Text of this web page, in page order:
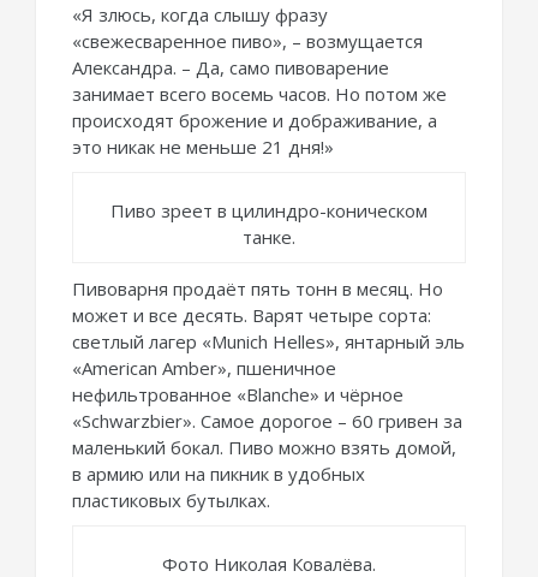
«Я злюсь, когда слышу фразу
«свежесваренное пиво», – возмущается
Александра. – Да, само пивоварение
занимает всего восемь часов. Но потом же
происходят брожение и дображивание, а
это никак не меньше 21 дня!»
Пиво зреет в цилиндро-коническом
танке.
Пивоварня продаёт пять тонн в месяц. Но
может и все десять. Варят четыре сорта:
светлый лагер «Munich Helles», янтарный эль
«American Amber», пшеничное
нефильтрованное «Blanche» и чёрное
«Schwarzbier». Самое дорогое – 60 гривен за
маленький бокал. Пиво можно взять домой,
в армию или на пикник в удобных
пластиковых бутылках.
Фото Николая Ковалёва.